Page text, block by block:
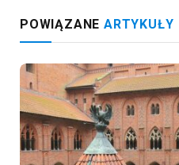
POWIĄZANE ARTYKUŁY